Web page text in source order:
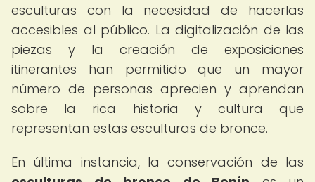
esculturas con la necesidad de hacerlas
accesibles al público. La digitalización de las
piezas y la creación de exposiciones
itinerantes han permitido que un mayor
número de personas aprecien y aprendan
sobre la rica historia y cultura que
representan estas esculturas de bronce.
En última instancia, la conservación de las